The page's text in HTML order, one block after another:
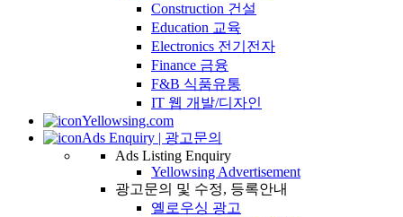
Construction 건설
Education 교육
Electronics 전기전자
Finance 금융
F&B 식품유통
IT 웹 개발/디자인
Yellowsing.com
Ads Enquiry | 광고문의
Ads Listing Enquiry
Yellowsing Advertisement
광고문의 및 수정, 등록안내
옐로우싱 광고